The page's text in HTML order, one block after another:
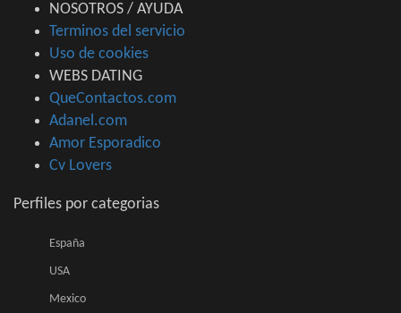
NOSOTROS / AYUDA
Terminos del servicio
Uso de cookies
WEBS DATING
QueContactos.com
Adanel.com
Amor Esporadico
Cv Lovers
Perfiles por categorias
España
USA
Mexico